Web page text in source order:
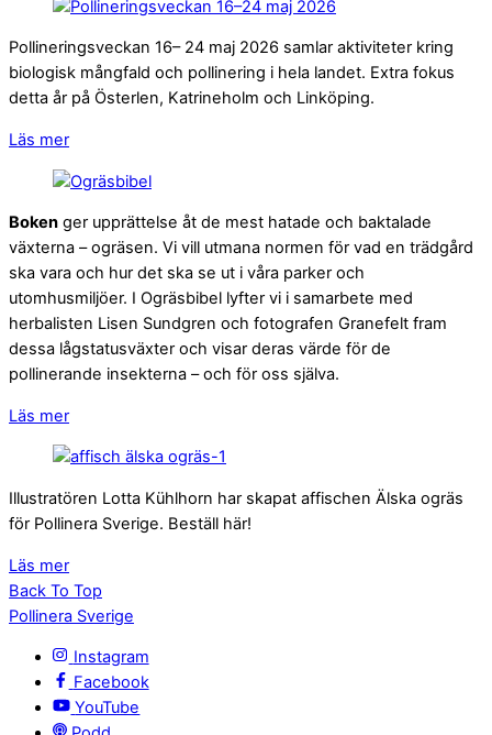
Pollineringsveckan 16– 24 maj 2026 samlar aktiviteter kring
biologisk mångfald och pollinering i hela landet. Extra fokus
detta år på Österlen, Katrineholm och Linköping.
Läs mer
Boken ger upprättelse åt de mest hatade och baktalade
växterna – ogräsen. Vi vill utmana normen för vad en trädgård
ska vara och hur det ska se ut i våra parker och
utomhusmiljöer. I Ogräsbibel lyfter vi i samarbete med
herbalisten Lisen Sundgren och fotografen Granefelt fram
dessa lågstatusväxter och visar deras värde för de
pollinerande insekterna – och för oss själva.
Läs mer
Illustratören Lotta Kühlhorn har skapat affischen Älska ogräs
för Pollinera Sverige. Beställ här!
Läs mer
Back To Top
Pollinera Sverige
Instagram
Facebook
YouTube